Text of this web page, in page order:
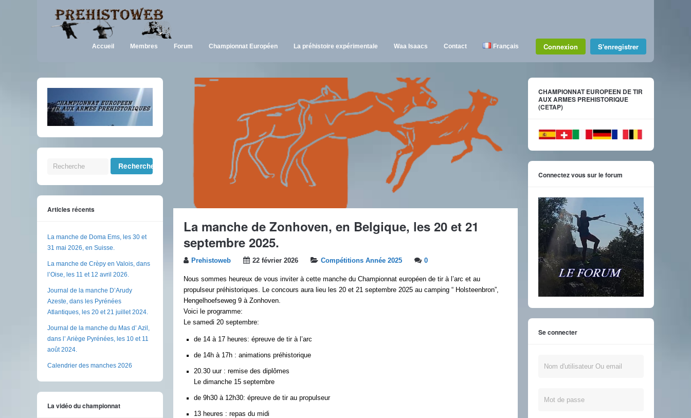
Accueil Membres Forum Championnat Européen La préhistoire expérimentale Waa Isaacs Contact Français Connexion S'enregistrer
La manche de Zonhoven, en Belgique, les 20 et 21
septembre 2025.
Prehistoweb 22 février 2026 Compétitions Année 2025 0
Nous sommes heureux de vous inviter à cette manche du Championnat européen de tir à l’arc et au
propulseur préhistoriques. Le concours aura lieu les 20 et 21 septembre 2025 au camping “ Holsteenbron”,
Hengelhoefseweg 9 à Zonhoven.
Voici le programme:
Le samedi 20 septembre:
de 14 à 17 heures: épreuve de tir à l’arc
de 14h à 17h : animations préhistorique
20.30 uur : remise des diplômes
Le dimanche 15 septembre
de 9h30 à 12h30: épreuve de tir au propulseur
13 heures : repas du midi
Articles récents
La manche de Doma Ems, les 30 et
31 mai 2026, en Suisse.
La manche de Crèpy en Valois, dans
l’Oise, les 11 et 12 avril 2026.
Journal de la manche D’Arudy
Azeste, dans les Pyrénées
Atlantiques, les 20 et 21 juillet 2024.
Journal de la manche du Mas d’ Azil,
dans l’ Ariège Pyrénées, les 10 et 11
août 2024.
Calendrier des manches 2026
La vidéo du championnat
CHAMPIONNAT EUROPEEN DE TIR
AUX ARMES PREHISTORIQUE
(CETAP)
Connectez vous sur le forum
Se connecter